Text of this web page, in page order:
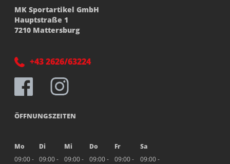
MK Sportartikel GmbH
Hauptstraße 1
7210 Mattersburg
+43 2626/63224
ÖFFNUNGSZEITEN
Mo Di Mi Do Fr
Sa
09:00 -
09:00 -
09:00 -
09:00 -
09:00 -
09:00 -